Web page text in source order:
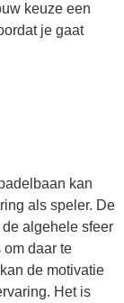
keuze een
je gaat
kan
als speler. De
algehele sfeer
daar te
de motivatie
Het is